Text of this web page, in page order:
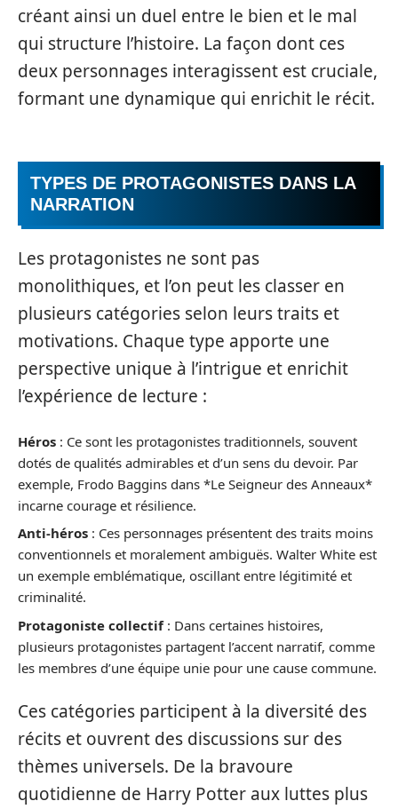
créant ainsi un duel entre le bien et le mal
qui structure l’histoire. La façon dont ces
deux personnages interagissent est cruciale,
formant une dynamique qui enrichit le récit.
TYPES DE PROTAGONISTES DANS LA
NARRATION
Les protagonistes ne sont pas
monolithiques, et l’on peut les classer en
plusieurs catégories selon leurs traits et
motivations. Chaque type apporte une
perspective unique à l’intrigue et enrichit
l’expérience de lecture :
Héros : Ce sont les protagonistes traditionnels, souvent
dotés de qualités admirables et d’un sens du devoir. Par
exemple, Frodo Baggins dans *Le Seigneur des Anneaux*
incarne courage et résilience.
Anti-héros : Ces personnages présentent des traits moins
conventionnels et moralement ambiguës. Walter White est
un exemple emblématique, oscillant entre légitimité et
criminalité.
Protagoniste collectif: Dans certaines histoires,
plusieurs protagonistes partagent l’accent narratif, comme
les membres d’une équipe unie pour une cause commune.
Ces catégories participent à la diversité des
récits et ouvrent des discussions sur des
thèmes universels. De la bravoure
quotidienne de Harry Potter aux luttes plus